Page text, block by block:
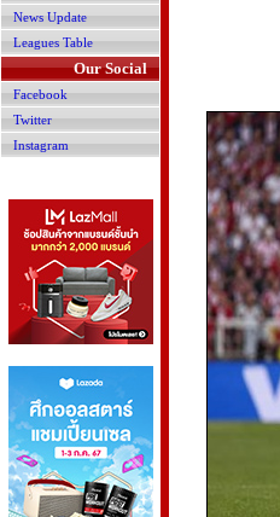
News Update
Leagues Table
Our Social
Facebook
Twitter
Instagram